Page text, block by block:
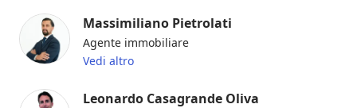
Massimiliano Pietrolati
Agente immobiliare
Vedi altro
Leonardo Casagrande Oliva